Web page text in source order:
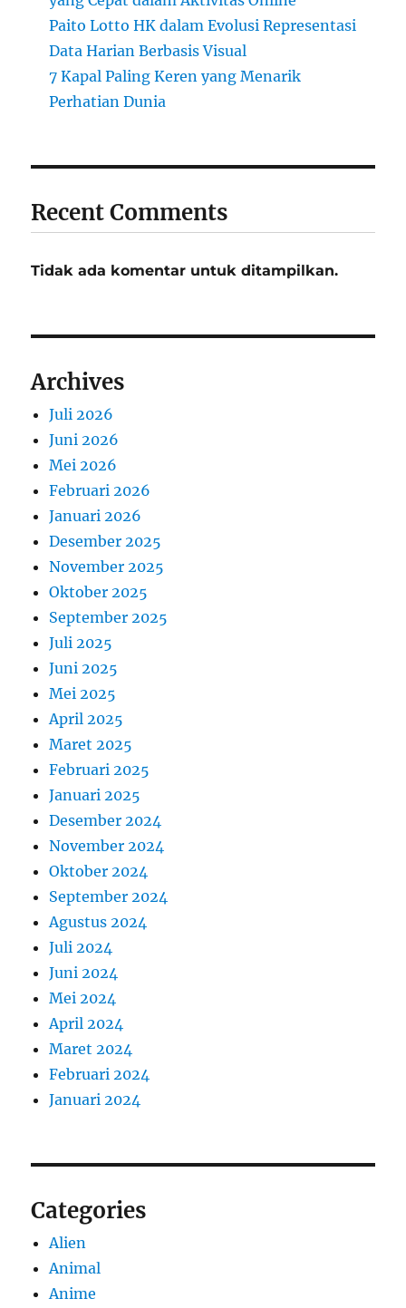
Paito Lotto HK dalam Evolusi Representasi
Data Harian Berbasis Visual
7 Kapal Paling Keren yang Menarik
Perhatian Dunia
Recent Comments
Tidak ada komentar untuk ditampilkan.
Archives
Juli 2026
Juni 2026
Mei 2026
Februari 2026
Januari 2026
Desember 2025
November 2025
Oktober 2025
September 2025
Juli 2025
Juni 2025
Mei 2025
April 2025
Maret 2025
Februari 2025
Januari 2025
Desember 2024
November 2024
Oktober 2024
September 2024
Agustus 2024
Juli 2024
Juni 2024
Mei 2024
April 2024
Maret 2024
Februari 2024
Januari 2024
Categories
Alien
Animal
Anime